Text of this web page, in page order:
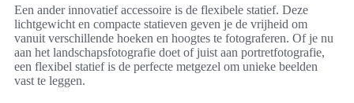
Een ander innovatief accessoire is de flexibele statief. Deze
lichtgewicht en compacte statieven geven je de vrijheid om
vanuit verschillende hoeken en hoogtes te fotograferen. Of je nu
aan het landschapsfotografie doet of juist aan portretfotografie,
een flexibel statief is de perfecte metgezel om unieke beelden
vast te leggen.